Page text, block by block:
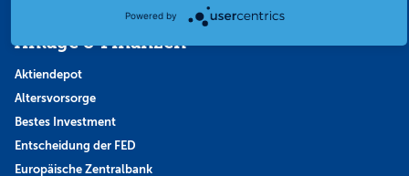
Anlage & Finanzen
Aktiendepot
Altersvorsorge
Bestes Investment
Entscheidung der FED
Europäische Zentralbank
Powered by